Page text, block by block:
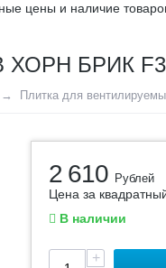
цены и наличие
БРИК
Плитка для
2 610 Рублей
Цена за
В наличии
+